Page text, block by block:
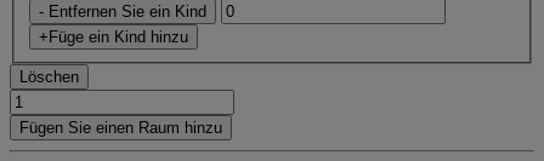
- Entfernen Sie ein Kind
+Füge ein Kind hinzu
Löschen
Fügen Sie einen Raum hinzu